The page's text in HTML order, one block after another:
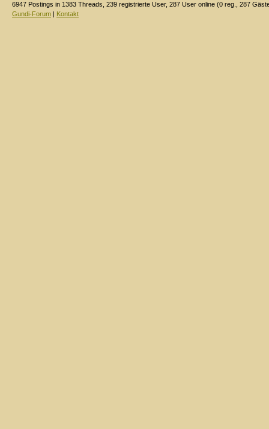
6947 Postings in 1383 Threads, 239 registrierte User, 287 User online (0 reg., 287
Gundi-Forum | Kontakt